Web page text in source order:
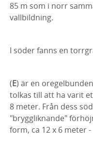
85 m som i norr
vallbildning.
I söder fanns en
(E) är en
tolkas till att ha varit
8 meter. Från dess
"bryggliknande"
form, ca 12 x 6 meter